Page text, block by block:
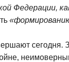
Федерации,
сегодня. З